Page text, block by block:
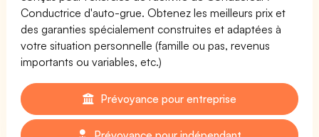
Conductrice d'auto-grue. Obtenez les meilleurs prix et
des garanties spécialement construites et adaptées à
votre situation personnelle (famille ou pas, revenus
importants ou variables, etc.)
Prévoyance pour entreprise